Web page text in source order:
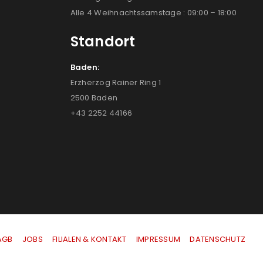
Alle 4 Weihnachtssamstage : 09:00 – 18:00
Standort
Baden:
Erzherzog Rainer Ring 1
2500 Baden
+43 2252 44166
JOBS FILIALEN & KONTAKT IMPRESSUM |DATENSCHUTZ